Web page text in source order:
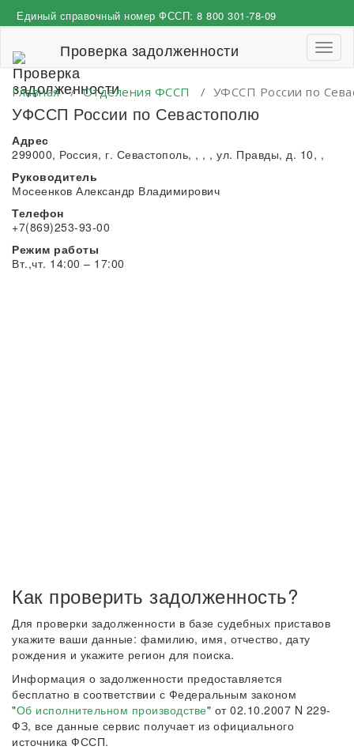
к
Единый справочный номер ФССП: 8 800 301-78-09
Проверка задолженности
Главная/Отделения ФССП / УФССП России по
УФССП России по Севастополю
Адрес
299000, Россия, г. Севастополь, , , , ул. Правды, д. 10, ,
Руководитель
Мосеенков Александр Владимирович
Телефон
+7(869)253-93-00
Режим работы
Вт.,чт. 14:00 – 17:00
Как проверить задолженность?
Для проверки задолженности в базе судебных приставов
укажите ваши данные: фамилию, имя, отчество, дату
рождения и укажите регион для поиска.
Информация о задолженности предоставляется
бесплатно в соответствии с Федеральным законом
"Об исполнительном производстве" от 02.10.2007 N 229-
ФЗ, все данные сервис получает из официального
источника ФССП.